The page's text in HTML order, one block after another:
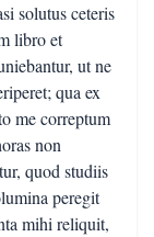
solutus ceteris
libro et
ut ne
qua ex
me correptum
non
quod studiis
peregit
mihi reliquit,